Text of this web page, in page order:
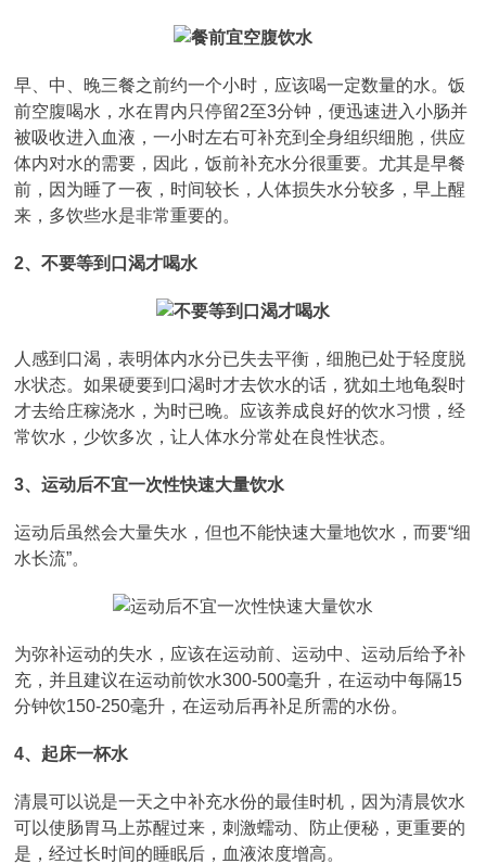
早、中、晚三餐之前约一个小时，应该喝一定数量的水。饭
前空腹喝水，水在胃内只停留2至3分钟，便迅速进入小肠并
被吸收进入血液，一小时左右可补充到全身组织细胞，供应
体内对水的需要，因此，饭前补充水分很重要。尤其是早餐
前，因为睡了一夜，时间较长，人体损失水分较多，早上醒
来，多饮些水是非常重要的。
2、不要等到口渴才喝水
人感到口渴，表明体内水分已失去平衡，细胞已处于轻度脱
水状态。如果硬要到口渴时才去饮水的话，犹如土地龟裂时
才去给庄稼浇水，为时已晚。应该养成良好的饮水习惯，经
常饮水，少饮多次，让人体水分常处在良性状态。
3、运动后不宜一次性快速大量饮水
运动后虽然会大量失水，但也不能快速大量地饮水，而要“细
水长流”。
为弥补运动的失水，应该在运动前、运动中、运动后给予补
充，并且建议在运动前饮水300-500毫升，在运动中每隔15
分钟饮150-250毫升，在运动后再补足所需的水份。
4、起床一杯水
清晨可以说是一天之中补充水份的最佳时机，因为清晨饮水
可以使肠胃马上苏醒过来，刺激蠕动、防止便秘，更重要的
是，经过长时间的睡眠后，血液浓度增高。